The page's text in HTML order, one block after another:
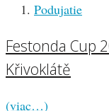
Podujatie
Festonda Cup
Křivoklátě
(viac…)